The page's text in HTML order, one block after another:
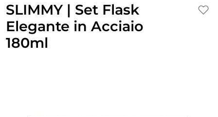
SLIMMY | Set Flask
Elegante in Acciaio
180ml